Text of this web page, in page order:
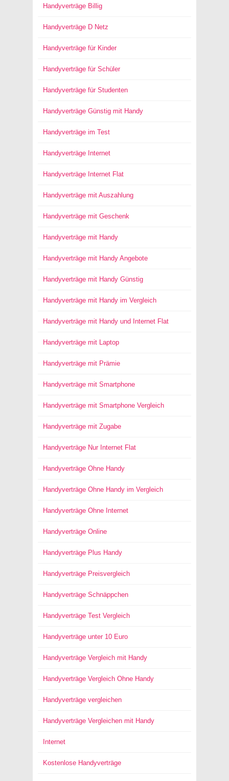
Handyverträge Billig
Handyverträge D Netz
Handyverträge für Kinder
Handyverträge für Schüler
Handyverträge für Studenten
Handyverträge Günstig mit Handy
Handyverträge im Test
Handyverträge Internet
Handyverträge Internet Flat
Handyverträge mit Auszahlung
Handyverträge mit Geschenk
Handyverträge mit Handy
Handyverträge mit Handy Angebote
Handyverträge mit Handy Günstig
Handyverträge mit Handy im Vergleich
Handyverträge mit Handy und Internet Flat
Handyverträge mit Laptop
Handyverträge mit Prämie
Handyverträge mit Smartphone
Handyverträge mit Smartphone Vergleich
Handyverträge mit Zugabe
Handyverträge Nur Internet Flat
Handyverträge Ohne Handy
Handyverträge Ohne Handy im Vergleich
Handyverträge Ohne Internet
Handyverträge Online
Handyverträge Plus Handy
Handyverträge Preisvergleich
Handyverträge Schnäppchen
Handyverträge Test Vergleich
Handyverträge unter 10 Euro
Handyverträge Vergleich mit Handy
Handyverträge Vergleich Ohne Handy
Handyverträge vergleichen
Handyverträge Vergleichen mit Handy
Internet
Kostenlose Handyverträge